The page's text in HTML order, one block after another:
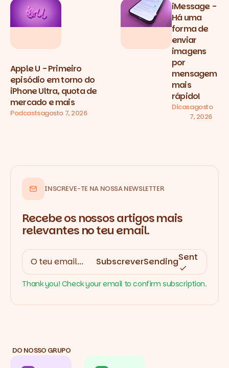
Apple U - Primeiro
episódio em torno do
iPhone Ultra, quota de
mercado e mais
Podcastsagosto 7, 2026
iMessage -
Há uma
forma de
enviar
imagens
por
mensagem
mais
rápido!
Dicasagosto
7, 2026
INSCREVE-TE NA NOSSA NEWSLETTER
Recebe os nossos artigos mais
relevantes no teu email.
SubscreverSendingSent
Thank you! Check your email to confirm subscription.
DO NOSSO GRUPO